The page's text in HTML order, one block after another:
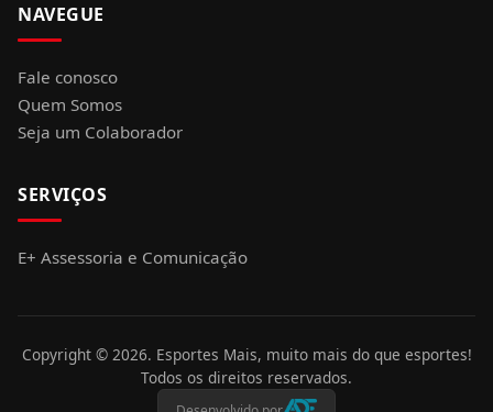
NAVEGUE
Fale conosco
Quem Somos
Seja um Colaborador
SERVIÇOS
E+ Assessoria e Comunicação
Copyright © 2026. Esportes Mais, muito mais do que esportes!
Todos os direitos reservados.